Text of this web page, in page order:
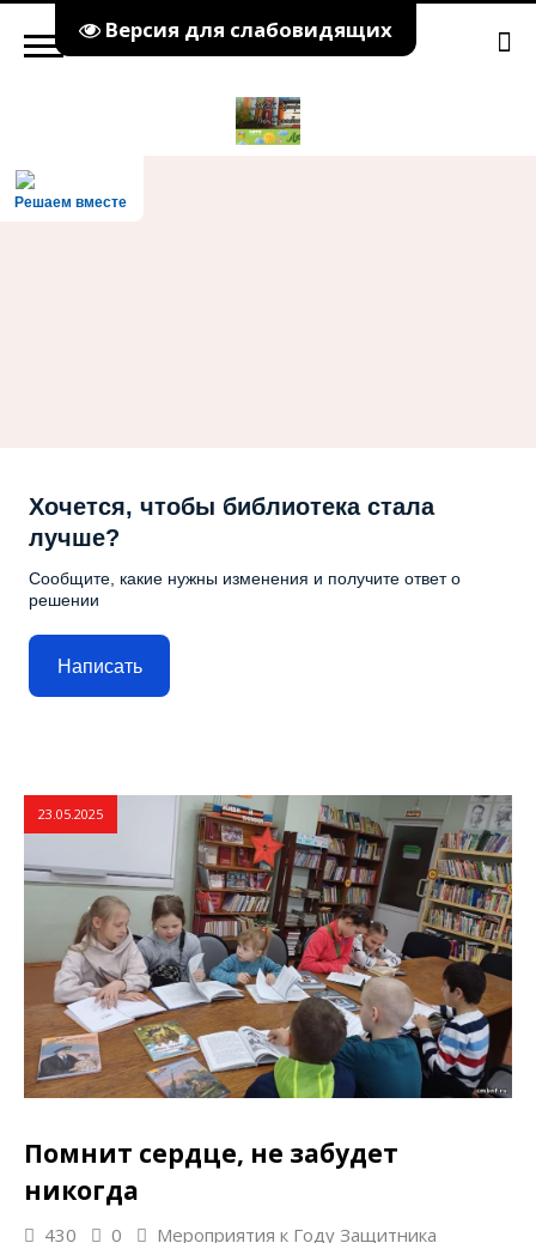
Версия для слабовидящих
Решаем вместе
Хочется, чтобы библиотека стала
лучше?
Сообщите, какие нужны изменения и получите ответ о
решении
Написать
23.05.2025
Помнит сердце, не забудет
никогда
430 0
Мероприятия к Году Защитника